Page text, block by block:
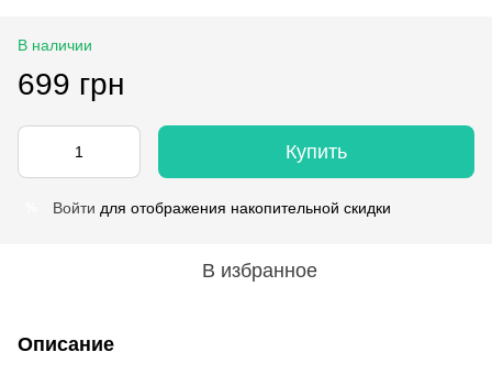
В наличии
699 грн
Купить
Войти для отображения накопительной скидки
В избранное
Описание